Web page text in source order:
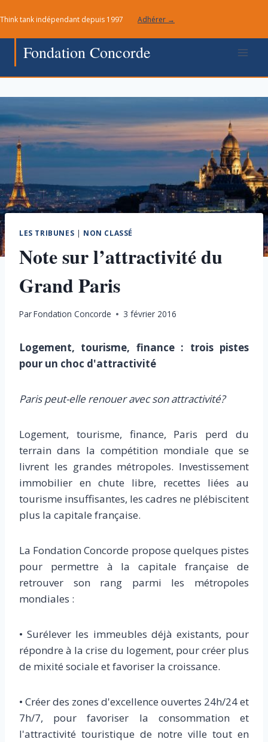
au
contenu
Think tank indépendant depuis 1997 Adhérer →
Fondation Concorde
LES TRIBUNES | NON CLASSÉ
Note sur l’attractivité du
Grand Paris
ParFondation Concorde 3 février 2016
Logement, tourisme, finance : trois pistes
pour un choc d'attractivité
Paris peut-elle renouer avec son attractivité?
Logement, tourisme, finance, Paris perd du
terrain dans la compétition mondiale que se
livrent les grandes métropoles. Investissement
immobilier en chute libre, recettes liées au
tourisme insuffisantes, les cadres ne plébiscitent
plus la capitale française.
La Fondation Concorde propose quelques pistes
pour permettre à la capitale française de
retrouver son rang parmi les métropoles
mondiales :
• Surélever les immeubles déjà existants, pour
répondre à la crise du logement, pour créer plus
de mixité sociale et favoriser la croissance.
• Créer des zones d'excellence ouvertes 24h/24 et
7h/7, pour favoriser la consommation et
l'attractivité touristique de notre ville tout en